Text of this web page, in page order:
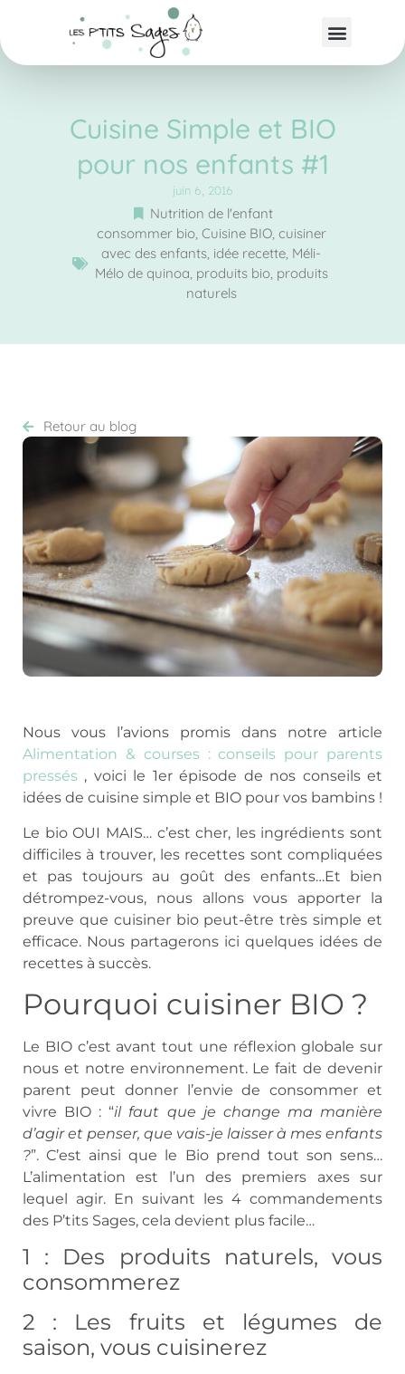
Cuisine Simple et BIO
pour nos enfants #1
juin 6, 2016
Nutrition de l'enfant
consommer bio, Cuisine BIO, cuisiner
avec des enfants, idée recette, Méli-
Mélo de quinoa, produits bio, produits
naturels
Retour au blog
Nous vous l’avions promis dans notre article
Alimentation & courses : conseils pour parents
pressés , voici le 1er épisode de nos conseils et
idées de cuisine simple et BIO pour vos bambins !
Le bio OUI MAIS… c’est cher, les ingrédients sont
difficiles à trouver, les recettes sont compliquées
et pas toujours au goût des enfants…Et bien
détrompez-vous, nous allons vous apporter la
preuve que cuisiner bio peut-être très simple et
efficace. Nous partagerons ici quelques idées de
recettes à succès.
Pourquoi cuisiner BIO ?
Le BIO c’est avant tout une réflexion globale sur
nous et notre environnement. Le fait de devenir
parent peut donner l’envie de consommer et
vivre BIO : “il faut que je change ma manière
d’agir et penser, que vais-je laisser à mes enfants
?”. C’est ainsi que le Bio prend tout son sens…
L’alimentation est l’un des premiers axes sur
lequel agir. En suivant les 4 commandements
des P’tits Sages, cela devient plus facile…
1 : Des produits naturels, vous
consommerez
2 : Les fruits et légumes de
saison, vous cuisinerez